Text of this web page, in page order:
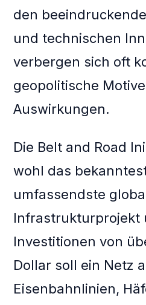
den
und technischen
verbergen sich oft
geopolitische
Auswirkungen.
Die Belt and Road
wohl das
umfassendste
Infrastrukturprojekt
Investitionen von
Dollar soll ein Netz
Eisenbahnlinien,